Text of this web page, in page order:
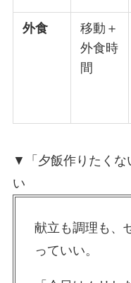
外食
移動＋
外食時
間
▼「夕飯作りたく
い
献立も調理も、
っていい。